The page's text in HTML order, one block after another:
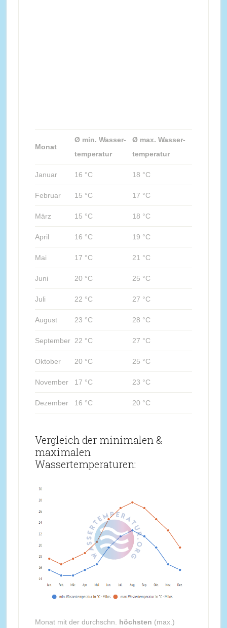
Monat
Ø min. Wasser-
temperatur
Ø max. Wasser-
temperatur
Januar 16 °C 18 °C
Februar 15 °C 17 °C
März 15 °C 18 °C
April 16 °C 19 °C
Mai 17 °C 21 °C
Juni 20 °C 25 °C
Juli 22 °C 27 °C
August 23 °C 28 °C
September 22 °C 27 °C
Oktober 20 °C 25 °C
November 17 °C 23 °C
Dezember 16 °C 20 °C
Vergleich der minimalen &
maximalen
Wassertemperaturen:
Monat mit der durchschn. höchsten (max.)